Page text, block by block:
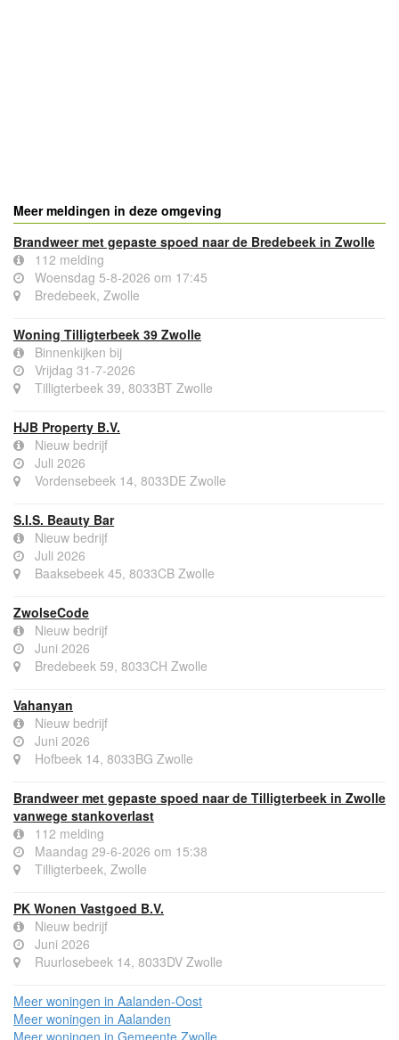
Meer meldingen in deze omgeving
Brandweer met gepaste spoed naar de Bredebeek in Zwolle
112 melding
Woensdag 5-8-2026 om 17:45
Bredebeek, Zwolle
Woning Tilligterbeek 39 Zwolle
Binnenkijken bij
Vrijdag 31-7-2026
Tilligterbeek 39, 8033BT Zwolle
HJB Property B.V.
Nieuw bedrijf
Juli 2026
Vordensebeek 14, 8033DE Zwolle
S.I.S. Beauty Bar
Nieuw bedrijf
Juli 2026
Baaksebeek 45, 8033CB Zwolle
ZwolseCode
Nieuw bedrijf
Juni 2026
Bredebeek 59, 8033CH Zwolle
Vahanyan
Nieuw bedrijf
Juni 2026
Hofbeek 14, 8033BG Zwolle
Brandweer met gepaste spoed naar de Tilligterbeek in Zwolle
vanwege stankoverlast
112 melding
Maandag 29-6-2026 om 15:38
Tilligterbeek, Zwolle
PK Wonen Vastgoed B.V.
Nieuw bedrijf
Juni 2026
Ruurlosebeek 14, 8033DV Zwolle
Meer woningen in Aalanden-Oost
Meer woningen in Aalanden
Meer woningen in Gemeente Zwolle